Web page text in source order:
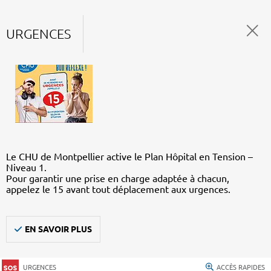
URGENCES
Le CHU de Montpellier active le Plan Hôpital en Tension –
Niveau 1.
Pour garantir une prise en charge adaptée à chacun,
appelez le 15 avant tout déplacement aux urgences.
EN SAVOIR PLUS
URGENCES ACCÈS RAPIDES